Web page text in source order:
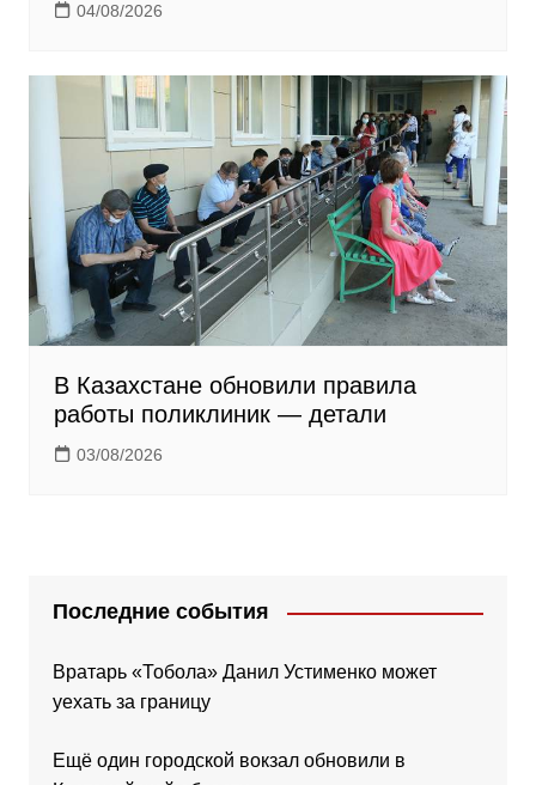
04/08/2026
В Казахстане обновили правила
работы поликлиник — детали
03/08/2026
Последние события
Вратарь «Тобола» Данил Устименко может
уехать за границу
Ещё один городской вокзал обновили в